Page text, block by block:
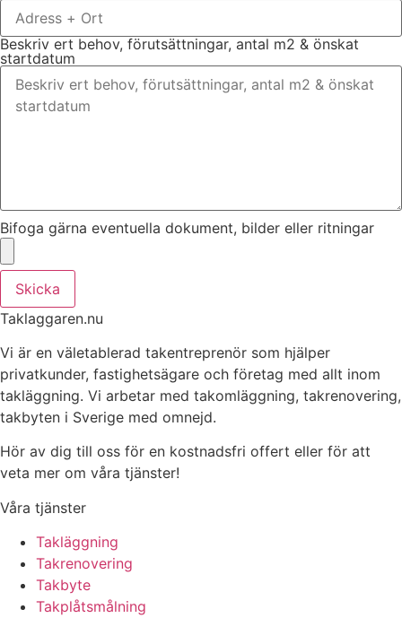
Beskriv ert behov, förutsättningar, antal m2 & önskat
startdatum
Bifoga gärna eventuella dokument, bilder eller ritningar
Skicka
Taklaggaren.nu
Vi är en väletablerad takentreprenör som hjälper
privatkunder, fastighetsägare och företag med allt inom
takläggning. Vi arbetar med takomläggning, takrenovering,
takbyten i Sverige med omnejd.
Hör av dig till oss för en kostnadsfri offert eller för att
veta mer om våra tjänster!
Våra tjänster
Takläggning
Takrenovering
Takbyte
Takplåtsmålning